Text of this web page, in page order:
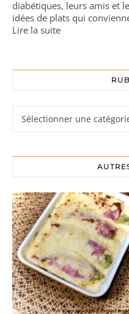
diabétiques, leurs amis et
idées de plats qui
Lire la suite